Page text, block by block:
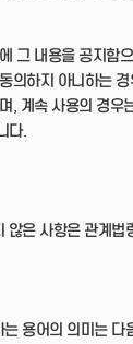
그 내용을 공지함
의하지 아니하는
, 계속 사용의 경우
다.
않은 사항은 관계법
용어의 의미는 다